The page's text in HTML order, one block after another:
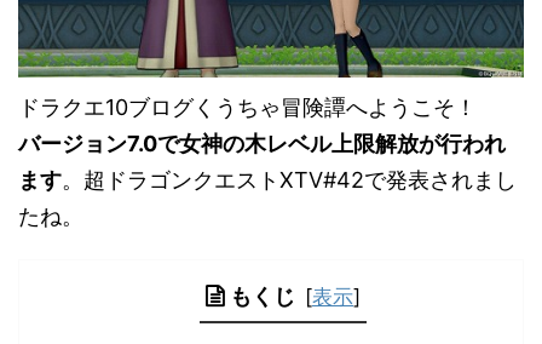
ドラクエ10ブログくうちゃ冒険譚へようこそ！
バージョン7.0で女神の木レベル上限解放が行われ
ます。超ドラゴンクエストXTV#42で発表されまし
たね。
もくじ [表示]